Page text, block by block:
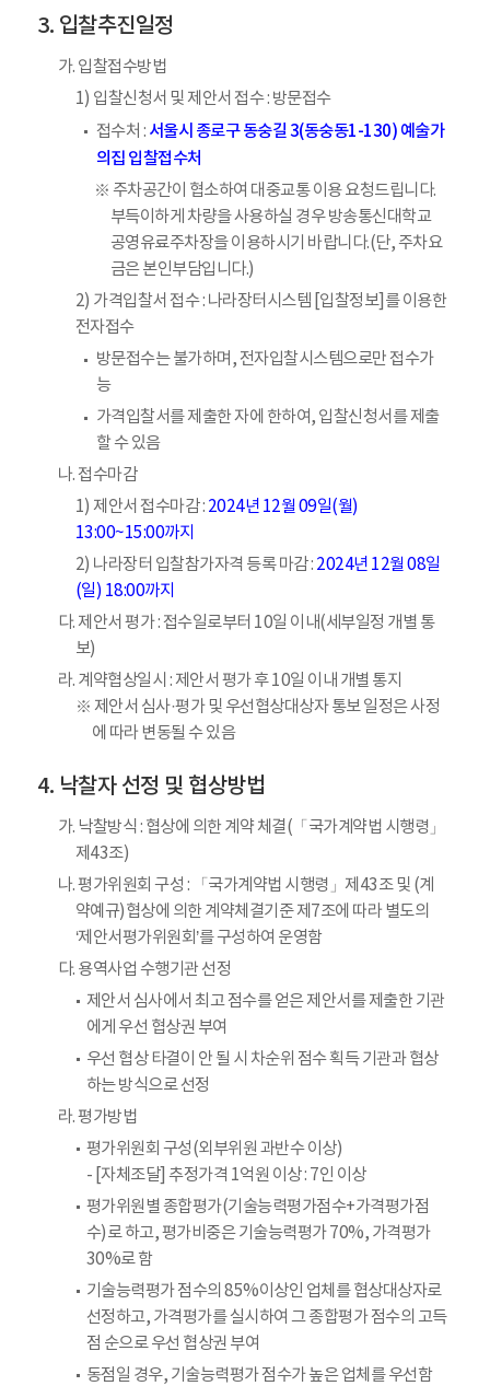
입찰추진일정
가. 입찰접수방법
1) 입찰신청서 및 제안서 접수 : 방문접수
접수처 : 서울시 종로구 동숭길 3(동숭동1-130) 예술가
의집 입찰접수처
※ 주차공간이 협소하여 대중교통 이용 요청드립니다.
부득이하게 차량을 사용하실 경우 방송통신대학교
공영유료주차장을 이용하시기 바랍니다.(단, 주차요
금은 본인부담입니다.)
2) 가격입찰서 접수 : 나라장터시스템 [입찰정보]를 이용한
전자접수
방문접수는 불가하며, 전자입찰시스템으로만 접수가
능
가격입찰서를 제출한 자에 한하여, 입찰신청서를 제출
할 수 있음
나. 접수마감
1) 제안서 접수마감 : 2024년 12월 09일(월)
13:00~15:00까지
2) 나라장터 입찰참가자격 등록 마감 : 2024년 12월 08일
(일) 18:00까지
다. 제안서 평가 : 접수일로부터 10일 이내(세부일정 개별 통
보)
라. 계약협상일시 : 제안서 평가 후 10일 이내 개별 통지
※ 제안서 심사·평가 및 우선협상대상자 통보 일정은 사정
에 따라 변동될 수 있음
낙찰자 선정 및 협상방법
가. 낙찰방식 : 협상에 의한 계약 체결(「국가계약법 시행령」
제43조)
나. 평가위원회 구성 : 「국가계약법 시행령」제43조 및 (계
약예규)협상에 의한 계약체결기준 제7조에 따라 별도의
‘제안서평가위원회’를 구성하여 운영함
다. 용역사업 수행기관 선정
제안서 심사에서 최고 점수를 얻은 제안서를 제출한 기관
에게 우선 협상권 부여
우선 협상 타결이 안 될 시 차순위 점수 획득 기관과 협상
하는 방식으로 선정
라. 평가방법
평가위원회 구성(외부위원 과반수 이상)
- [자체조달] 추정가격 1억원 이상 : 7인 이상
평가위원별 종합평가(기술능력평가점수+가격평가점
수)로 하고, 평가비중은 기술능력평가 70%, 가격평가
30%로 함
기술능력평가 점수의 85%이상인 업체를 협상대상자로
선정하고, 가격평가를 실시하여 그 종합평가 점수의 고득
점 순으로 우선 협상권 부여
동점일 경우, 기술능력평가 점수가 높은 업체를 우선함